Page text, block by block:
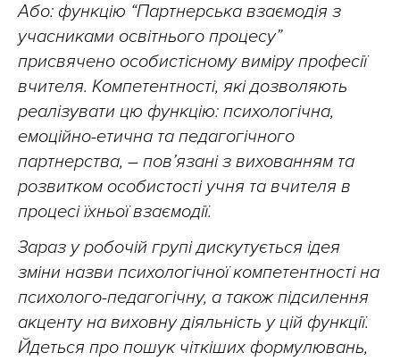
Або: функцію “Партнерська взаємодія з
учасниками освітнього процесу”
присвячено особистісному виміру професії
вчителя. Компетентності, які дозволяють
реалізувати цю функцію: психологічна,
емоційно-етична та педагогічного
партнерства, – пов’язані з вихованням та
розвитком особистості учня та вчителя в
процесі їхньої взаємодії.
Зараз у робочій групі дискутується ідея
зміни назви психологічної компетентності на
психолого-педагогічну, а також підсилення
акценту на виховну діяльність у цій функції.
Йдеться про пошук чіткіших формулювань,